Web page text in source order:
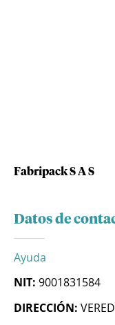
Fabripack S A S
Datos de
Ayuda
NIT: 9001831584
DIRECCIÓN: